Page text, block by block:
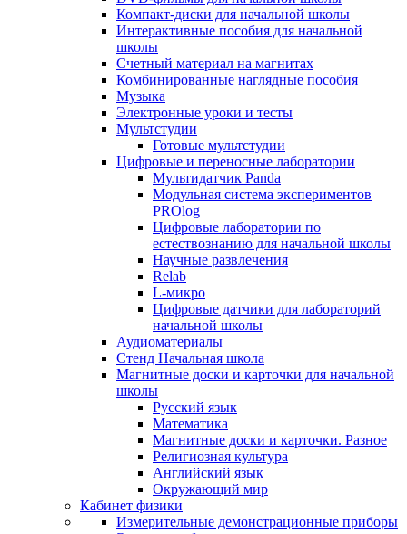
Компакт-диски для начальной школы
Интерактивные пособия для начальной
школы
Счетный материал на магнитах
Комбинированные наглядные пособия
Музыка
Электронные уроки и тесты
Мультстудии
Готовые мультстудии
Цифровые и переносные лаборатории
Мультидатчик Panda
Модульная система экспериментов
PROlog
Цифровые лаборатории по
естествознанию для начальной школы
Научные развлечения
Relab
L-микро
Цифровые датчики для лабораторий
начальной школы
Аудиоматериалы
Стенд Начальная школа
Магнитные доски и карточки для начальной
школы
Русский язык
Математика
Магнитные доски и карточки. Разное
Религиозная культура
Английский язык
Окружающий мир
Кабинет физики
Измерительные демонстрационные приборы